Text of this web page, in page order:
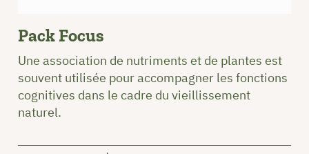
Pack Focus
Une association de nutriments et de plantes est
souvent utilisée pour accompagner les fonctions
cognitives dans le cadre du vieillissement
naturel.